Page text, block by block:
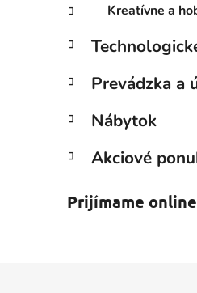
Kreatívne a
Prevádzka a
Nábytok
Akciové
Prijímame